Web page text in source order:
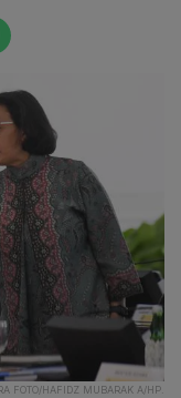
FOTO/HAFIDZ MUBARAK A/HP.